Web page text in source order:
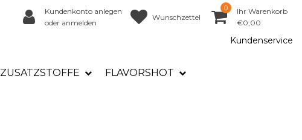
Kundenkonto anlegen
oder anmelden
Wunschzettel
0
Ihr Warenkorb
€0,00
Kundenservice
ZUSATZSTOFFE FLAVORSHOT